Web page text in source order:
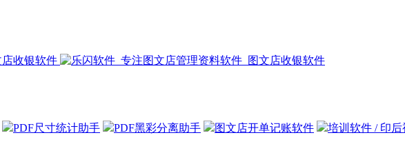
PDF尺寸统计助手 PDF黑彩分离助手 图文店开单记账软件
培训软件 / 印后